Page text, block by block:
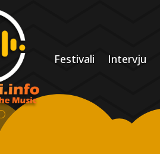
Festivali Intervju